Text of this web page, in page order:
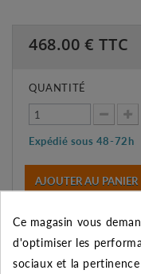
468.00 € TTC
QUANTITÉ
Expédié sous 48-72h
AJOUTER AU PANIER
Connectez-vous
délai exacte de
Ce magasin vous
d'optimiser les
sociaux et la